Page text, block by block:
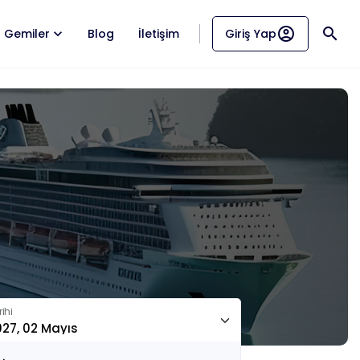
Gemiler Blog İletişim Giriş Yapaccount_circle search